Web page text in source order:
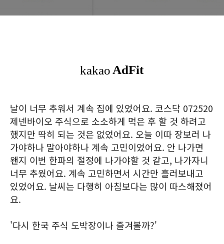
날이 너무 추워서 계속 집에 있었어요. 코스닥 072520
제넨바이오 주식으로 소소하게 먹은 후 할 것 하려고
했지만 딱히 되는 것은 없었어요. 오늘 이따 장보러 나
가야하나 말아야하나 계속 고민이었어요. 안 나가면
왠지 이번 한파의 절정에 나가야할 것 같고, 나가자니
너무 추웠어요. 계속 고민하면서 시간만 흘러보내고
있었어요. 날씨는 다행히 아침보다는 많이 따스해졌어
요.
'다시 한국 주식 도박장이나 즐겨볼까?'